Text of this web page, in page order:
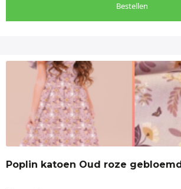
Bestellen
Poplin katoen Oud roze gebloemd